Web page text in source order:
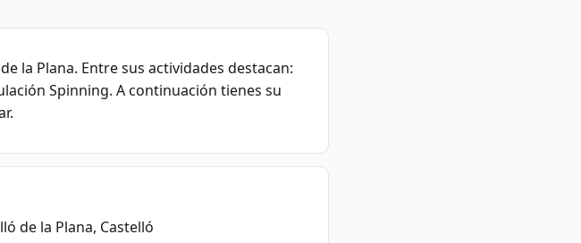
la Plana. Entre sus actividades destacan:
Spinning. A continuación tienes su
de la Plana, Castelló